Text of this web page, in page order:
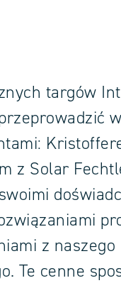
targów
z Solar
z
Te cenne